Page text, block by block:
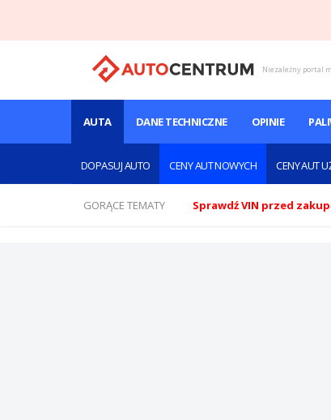
Niezależny portal
AUTA
DOPASUJ AUTO CENY AUT NOWYCH CENY AUT
DANE TECHNICZNE OPINIE
GORĄCE TEMATY Sprawdź VIN przed